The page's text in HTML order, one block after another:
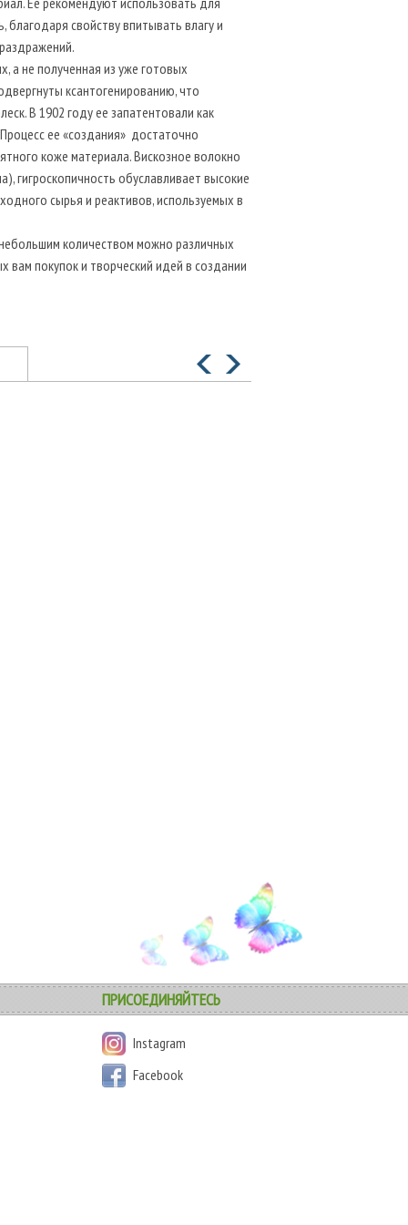
свойству впитывать влагу и
а не полученная из уже готовых
ксантогенированию, что
В 1902 году ее запатентовали как
ее «создания» достаточно
коже материала. Вискозное волокно
гигроскопичность обуславливает высокие
сырья и реактивов, используемых в
количеством можно различных
покупок и творческий идей в создании
ПРИСОЕДИНЯЙТЕСЬ
Instagram
Facebook